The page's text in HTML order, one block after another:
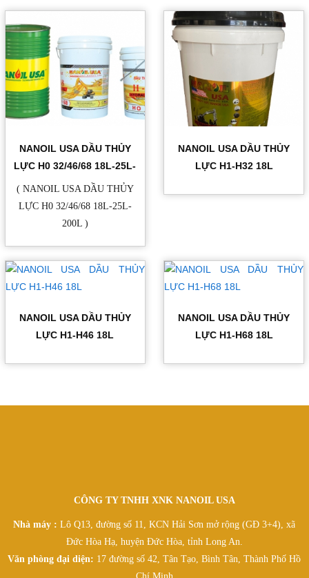
NANOIL USA DẦU THỦY
LỰC H0 32/46/68 18L-25L-
200L
( NANOIL USA DẦU THỦY
LỰC H0 32/46/68 18L-25L-
200L )
NANOIL USA DẦU THỦY
LỰC H1-H32 18L
NANOIL USA DẦU THỦY
LỰC H1-H46 18L
NANOIL USA DẦU THỦY
LỰC H1-H68 18L
CÔNG TY TNHH XNK NANOIL USA
Nhà máy : Lô Q13, đường số 11, KCN Hải Sơn mở rộng (GĐ 3+4), xã
Đức Hòa Hạ, huyện Đức Hòa, tỉnh Long An.
Văn phòng đại diện: 17 đường số 42, Tân Tạo, Bình Tân, Thành Phố Hồ